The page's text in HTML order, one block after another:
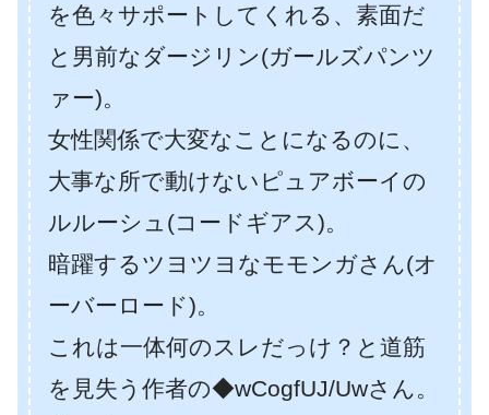
を色々サポートしてくれる、素面だ
と男前なダージリン(ガールズパンツ
ァー)。
女性関係で大変なことになるのに、
大事な所で動けないピュアボーイの
ルルーシュ(コードギアス)。
暗躍するツヨツヨなモモンガさん(オ
ーバーロード)。
これは一体何のスレだっけ？と道筋
を見失う作者の◆wCogfUJ/Uwさん。